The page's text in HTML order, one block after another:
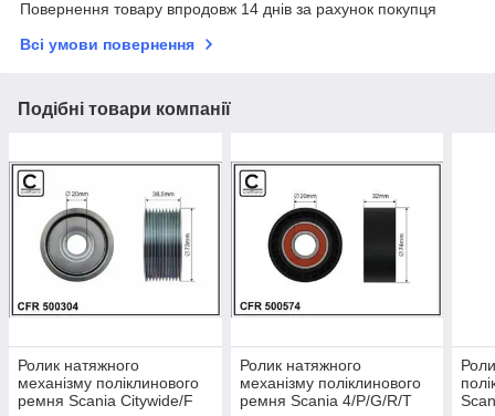
Повернення товару впродовж 14 днів за рахунок покупця
Всі умови повернення
Подібні товари компанії
Ролик натяжного
механізму поліклинового
ремня Scania Citywide/F
Ролик натяжного
механізму поліклинового
ремня Scania 4/P/G/R/T